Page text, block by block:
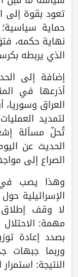
تعود بقوة إلى
حماية
نهاية حكمه،
الذي يربطه
إضافة إلى
أذرعها في
العراق
لتمديد
تُحلّ مسألة
الحديث عن
الصراع إلى
وهذا يصب
الإسرائيلية
لا وقف
مهمة:
بصدد إعادة
وربما جبهات
النتيجة: